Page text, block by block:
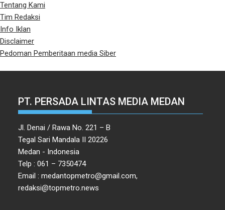
Tentang Kami
Tim Redaksi
Info Iklan
Disclaimer
Pedoman Pemberitaan media Siber
PT. PERSADA LINTAS MEDIA MEDAN
Jl. Denai / Rawa No. 221 – B
Tegal Sari Mandala II 20226
Medan - Indonesia
Telp : 061 – 7350474
Email : medantopmetro@gmail.com,
redaksi@topmetro.news